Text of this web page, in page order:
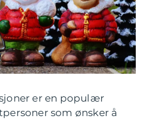
er en populær
som ønsker å